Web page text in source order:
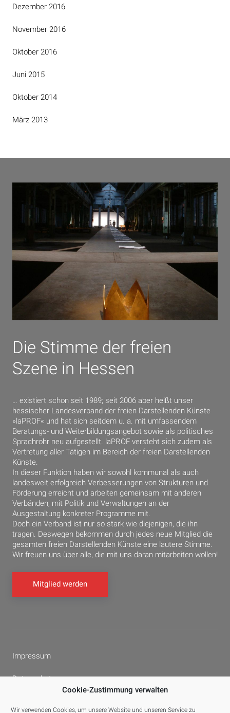
Cookie-Zustimmung verwalten
Wir verwenden Cookies, um unsere Website und unseren Service zu
Dezember 2016
November 2016
Oktober 2016
Juni 2015
Oktober 2014
März 2013
Die Stimme der freien
Szene in Hessen
… existiert schon seit 1989; seit 2006 aber heißt unser
hessischer Landesverband der freien Darstellenden Künste
»laPROF« und hat sich seitdem u. a. mit umfassendem
Beratungs- und Weiterbildungsangebot sowie als politisches
Sprachrohr neu aufgestellt. laPROF versteht sich zudem als
Vertretung aller Tätigen im Bereich der freien Darstellenden
Künste.
In dieser Funktion haben wir sowohl kommunal als auch
landesweit erfolgreich Verbesserungen von Strukturen und
Förderung erreicht und arbeiten gemeinsam mit anderen
Verbänden, mit Politik und Verwaltungen an der
Ausgestaltung konkreter Programme mit.
Doch ein Verband ist nur so stark wie diejenigen, die ihn
tragen. Deswegen bekommen durch jedes neue Mitglied die
gesamten freien Darstellenden Künste eine lautere Stimme.
Wir freuen uns über alle, die mit uns daran mitarbeiten wollen!
Mitglied werden
Impressum
Datenschutz